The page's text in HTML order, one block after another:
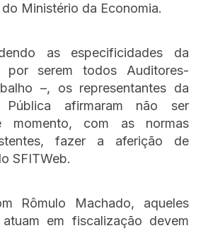
Ministério da Economia.
as especificidades da
por serem todos Auditores-
–, os representantes da
Pública afirmaram não ser
momento, com as normas
fazer a aferição de
SFITWeb.
Rômulo Machado, aqueles
em fiscalização devem